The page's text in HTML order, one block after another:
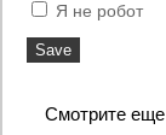
Я не робот
Смотрите еще